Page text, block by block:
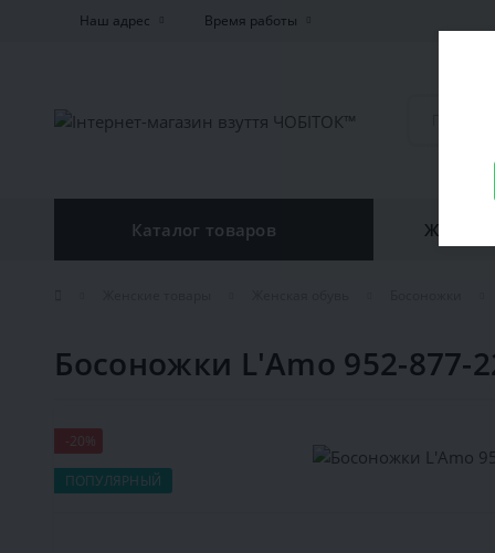
Наш адрес Время работы
Каталог товаров
Босоножки L'Amo 952-877-
-20%
ПОПУЛЯРНЫЙ